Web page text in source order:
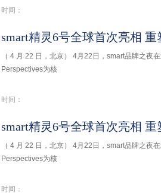
时间：
smart精灵6号全球首次亮相
（ 4 月 22 日，北京） 4月22日，smart品牌之夜
Perspectives为核
时间：
smart精灵6号全球首次亮相
（ 4 月 22 日，北京） 4月22日，smart品牌之夜
Perspectives为核
时间：